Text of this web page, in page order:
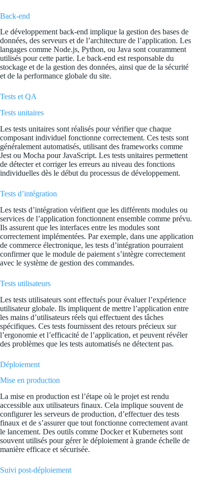
Back-end
Le développement back-end implique la gestion des bases de
données, des serveurs et de l’architecture de l’application. Les
langages comme Node.js, Python, ou Java sont couramment
utilisés pour cette partie. Le back-end est responsable du
stockage et de la gestion des données, ainsi que de la sécurité
et de la performance globale du site.
Tests et QA
Tests unitaires
Les tests unitaires sont réalisés pour vérifier que chaque
composant individuel fonctionne correctement. Ces tests sont
généralement automatisés, utilisant des frameworks comme
Jest ou Mocha pour JavaScript. Les tests unitaires permettent
de détecter et corriger les erreurs au niveau des fonctions
individuelles dès le début du processus de développement.
Tests d’intégration
Les tests d’intégration vérifient que les différents modules ou
services de l’application fonctionnent ensemble comme prévu.
Ils assurent que les interfaces entre les modules sont
correctement implémentées. Par exemple, dans une application
de commerce électronique, les tests d’intégration pourraient
confirmer que le module de paiement s’intègre correctement
avec le système de gestion des commandes.
Tests utilisateurs
Les tests utilisateurs sont effectués pour évaluer l’expérience
utilisateur globale. Ils impliquent de mettre l’application entre
les mains d’utilisateurs réels qui effectuent des tâches
spécifiques. Ces tests fournissent des retours précieux sur
l’ergonomie et l’efficacité de l’application, et peuvent révéler
des problèmes que les tests automatisés ne détectent pas.
Déploiement
Mise en production
La mise en production est l’étape où le projet est rendu
accessible aux utilisateurs finaux. Cela implique souvent de
configurer les serveurs de production, d’effectuer des tests
finaux et de s’assurer que tout fonctionne correctement avant
le lancement. Des outils comme Docker et Kubernetes sont
souvent utilisés pour gérer le déploiement à grande échelle de
manière efficace et sécurisée.
Suivi post-déploiement